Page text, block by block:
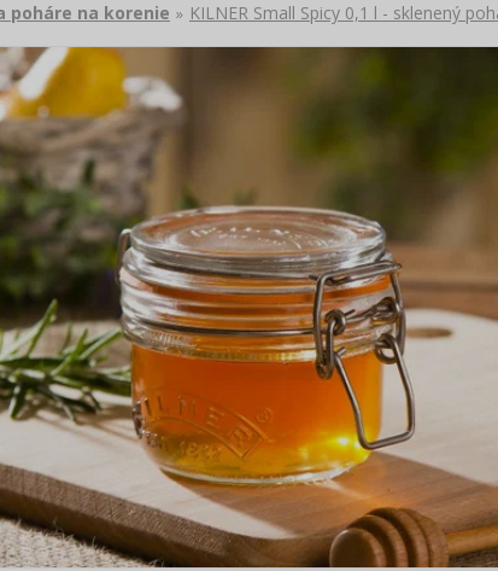
poháre na korenie » KILNER Small Spicy 0,1 l - sklenený